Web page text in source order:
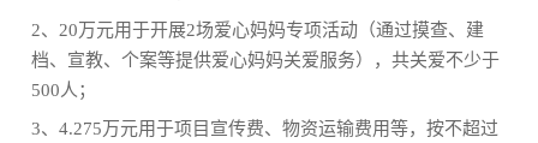
2、20万元用于开展2场爱心妈妈专项活动（通过摸查、建
档、宣教、个案等提供爱心妈妈关爱服务），共关爱不少于
500人；
3、4.275万元用于项目宣传费、物资运输费用等，按不超过